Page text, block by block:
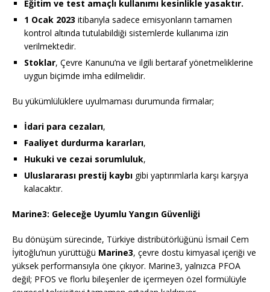
Eğitim ve test amaçlı kullanımı kesinlikle yasaktır.
1 Ocak 2023 itibarıyla sadece emisyonların tamamen
kontrol altında tutulabildiği sistemlerde kullanıma izin
verilmektedir.
Stoklar, Çevre Kanunu’na ve ilgili bertaraf yönetmeliklerine
uygun biçimde imha edilmelidir.
Bu yükümlülüklere uyulmaması durumunda firmalar;
İdari para cezaları,
Faaliyet durdurma kararları,
Hukuki ve cezai sorumluluk,
Uluslararası prestij kaybı gibi yaptırımlarla karşı karşıya
kalacaktır.
Marine3: Geleceğe Uyumlu Yangın Güvenliği
Bu dönüşüm sürecinde, Türkiye distribütörlüğünü İsmail Cem
İyitoğlu’nun yürüttüğü Marine3, çevre dostu kimyasal içeriği ve
yüksek performansıyla öne çıkıyor. Marine3, yalnızca PFOA
değil; PFOS ve florlu bileşenler de içermeyen özel formülüyle